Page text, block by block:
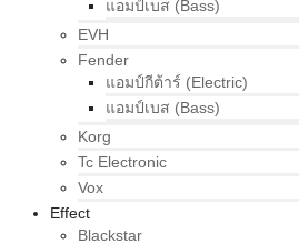
แอมป์เบส (Bass)
EVH
Fender
แอมป์กีต้าร์ (Electric)
แอมป์เบส (Bass)
Korg
Tc Electronic
Vox
Effect
Blackstar